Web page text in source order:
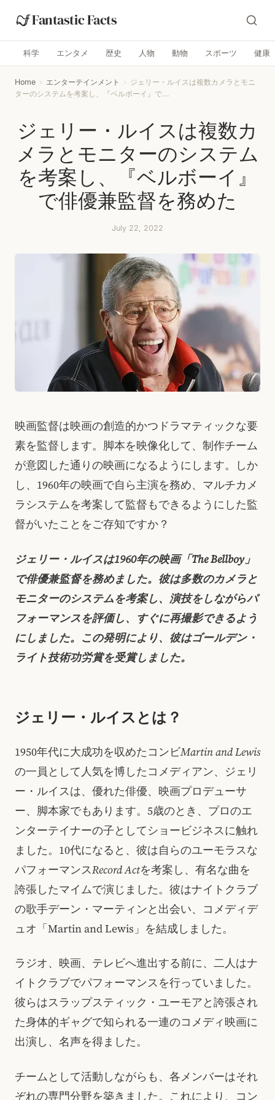
Fantastic Facts
科学 エンタメ 歴史 人物 動物 スポーツ 健康
Home › エンターテインメント › ジェリー・ルイスは複数カメラとモニ
ターのシステムを考案し、『ベルボーイ』で...
ジェリー・ルイスは複数カ
メラとモニターのシステム
を考案し、『ベルボーイ』
で俳優兼監督を務めた
July 22, 2022
映画監督は映画の創造的かつドラマティックな要
素を監督します。脚本を映像化して、制作チーム
が意図した通りの映画になるようにします。しか
し、1960年の映画で自ら主演を務め、マルチカメ
ラシステムを考案して監督もできるようにした監
督がいたことをご存知ですか？
ジェリー・ルイスは1960年の映画「The Bellboy」
で俳優兼監督を務めました。彼は多数のカメラと
モニターのシステムを考案し、演技をしながらパ
フォーマンスを評価し、すぐに再撮影できるよう
にしました。この発明により、彼はゴールデン・
ライト技術功労賞を受賞しました。
ジェリー・ルイスとは？
1950年代に大成功を収めたコンビMartin and Lewis
の一員として人気を博したコメディアン、ジェリ
ー・ルイスは、優れた俳優、映画プロデューサ
ー、脚本家でもあります。5歳のとき、プロのエ
ンターテイナーの子としてショービジネスに触れ
ました。10代になると、彼は自らのユーモラスな
パフォーマンスRecord Actを考案し、有名な曲を
誇張したマイムで演じました。彼はナイトクラブ
の歌手デーン・マーティンと出会い、コメディデ
ュオ「Martin and Lewis」を結成しました。
ラジオ、映画、テレビへ進出する前に、二人はナ
イトクラブでパフォーマンスを行っていました。
彼らはスラップスティック・ユーモアと誇張され
た身体的ギャグで知られる一連のコメディ映画に
出演し、名声を得ました。
チームとして活動しながらも、各メンバーはそれ
ぞれの専門分野を築きました。これにより、コン